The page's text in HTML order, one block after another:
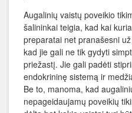
Augalinių vaistų poveikio
šalininkai teigia, kad kai
preparatai net pranašesni
kad jie gali ne tik gydyti
priežastį. Jie gali padėti
endokrininę sistemą ir
Be to, manoma, kad
nepageidaujamų poveikių